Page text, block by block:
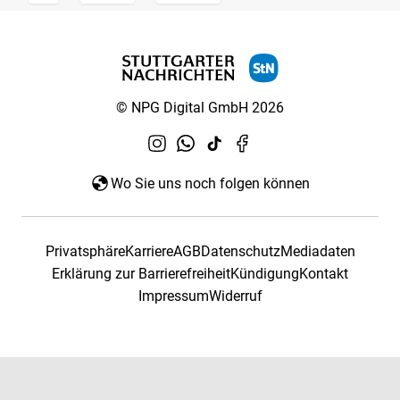
© NPG Digital GmbH 2026
Wo Sie uns noch folgen können
PrivatsphäreKarriereAGBDatenschutzMediadaten
Erklärung zur BarrierefreiheitKündigungKontakt
ImpressumWiderruf